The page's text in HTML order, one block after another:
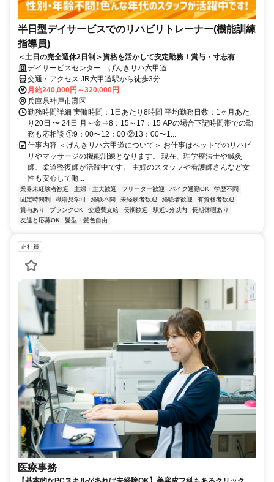
半日型デイサービスでのリハビリトレーナー(機能訓練
指導員)
＜土日の完全週休2日制＞資格を活かして安定勤務！賞与・寸志有
デイサービスセンター げんきリハ六甲道
交通・アクセス JR六甲道駅から徒歩3分
月給240,000円～320,000円
兵庫県神戸市灘区
勤務時間詳細 実働時間：1日あたり8時間 平均勤務日数：1ヶ月あた
り20日 〜 24日 月～金⇒8：15～17：15 APの場合下記時間帯での勤
務も応相談 ①9：00〜12：00 ②13：00〜1...
仕事内容 ＜げんきリハ六甲道について＞ お仕事はベットでのリハビ
リやマッサージの機能訓練となります。 現在、理学療法士や鍼灸
師、柔道整復師が活躍中です。 主婦のスタッフや看護師さんなど女
性も安心して働...
業界未経験者歓迎 主婦・主夫歓迎 フリーター歓迎 バイク通勤OK
学歴不問
固定時間制
職場見学可 経験不問 未経験者歓迎 経験者歓迎
有資格者歓迎
賞与あり
ブランクOK 交通費支給 長期歓迎 駅近5分以内
長期休暇あり
友達と応募OK
髪型・髪色自由
正社員
医療事務